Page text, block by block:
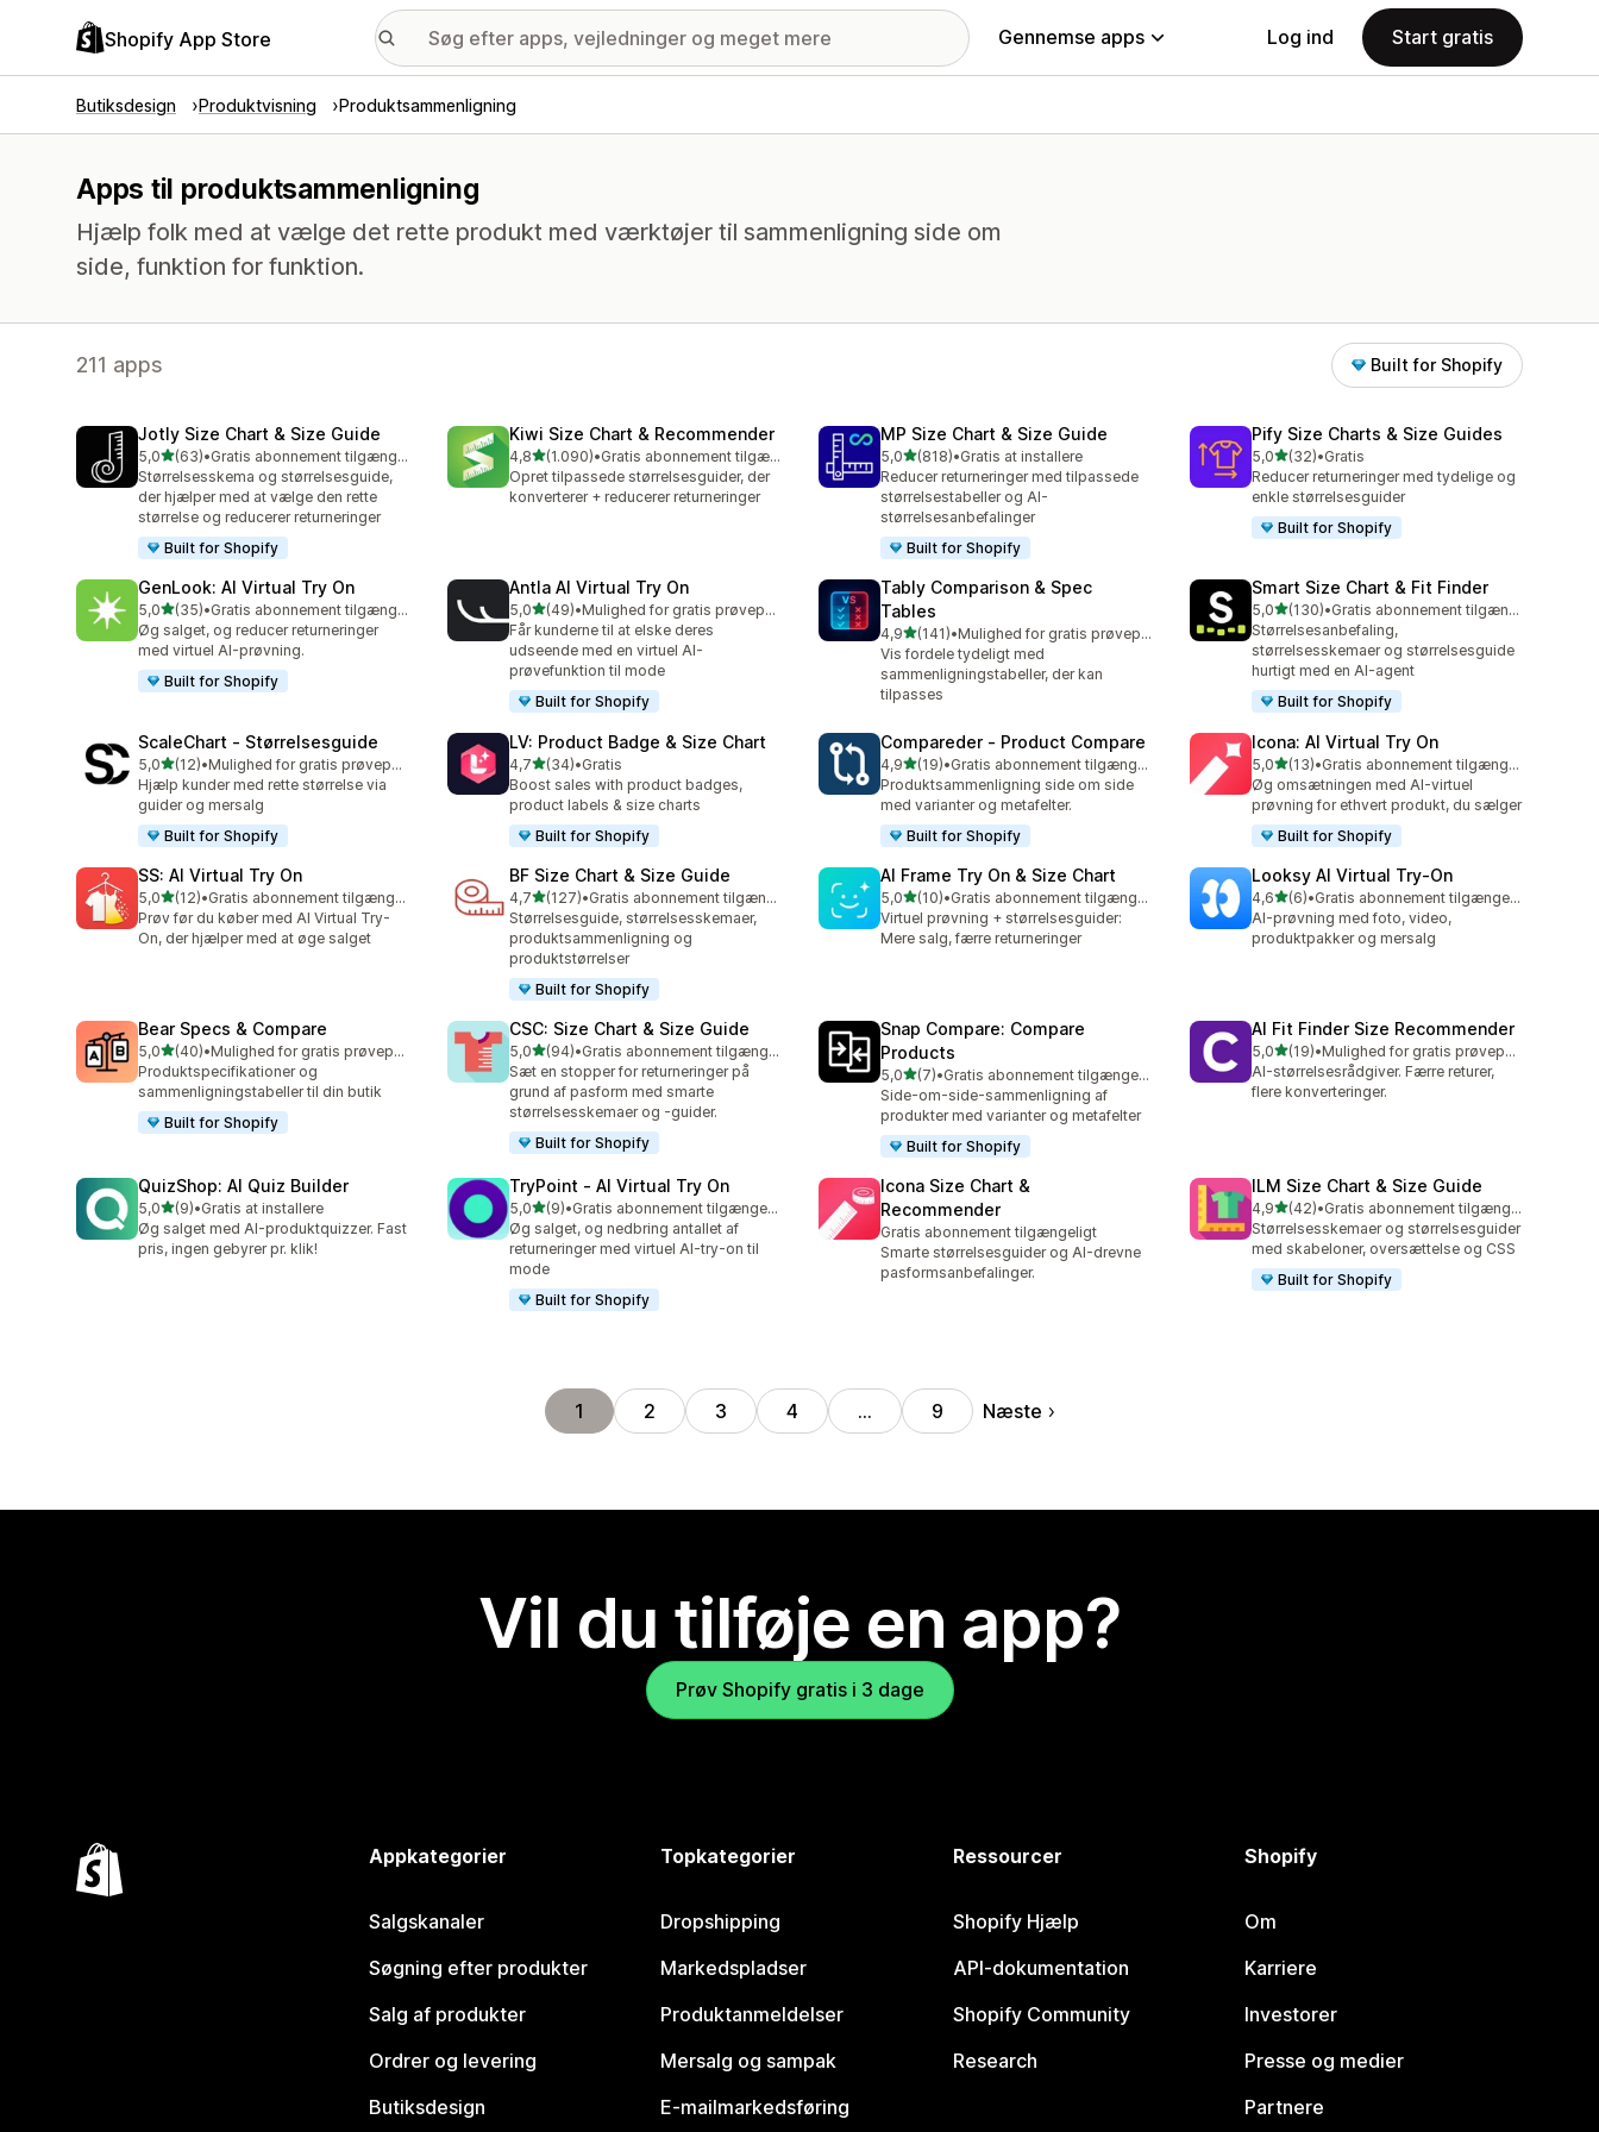
Shopify App Store Gennemse apps Log ind Start gratis
Butiksdesign Produktvisning Produktsammenligning
Apps til produktsammenligning
Hjælp folk med at vælge det rette produkt med værktøjer til sammenligning side om
side, funktion for funktion.
211 apps Built for Shopify
Jotly Size Chart & Size Guide
5,0ud af 5 stjerner
(63)
63 anmeldelser i alt
•
Gratis abonnement tilgængeligt
Størrelsesskema og størrelsesguide,
der hjælper med at vælge den rette
størrelse og reducerer returneringer
Built for Shopify
Kiwi Size Chart & Recommender
4,8ud af 5 stjerner
(1.090)
1090 anmeldelser i alt
•
Gratis abonnement tilgængeligt
Opret tilpassede størrelsesguider, der
konverterer + reducerer returneringer
MP Size Chart & Size Guide
5,0ud af 5 stjerner
(818)
818 anmeldelser i alt
•Gratis at installere
Reducer returneringer med tilpassede
størrelsestabeller og AI-
størrelsesanbefalinger
Built for Shopify
Pify Size Charts & Size Guides
5,0ud af 5 stjerner
(32)
32 anmeldelser i alt
•Gratis
Reducer returneringer med tydelige og
enkle størrelsesguider
Built for Shopify
GenLook: AI Virtual Try On
5,0ud af 5 stjerner
(35)
35 anmeldelser i alt
•
Gratis abonnement tilgængeligt
Øg salget, og reducer returneringer
med virtuel AI-prøvning.
Built for Shopify
Antla AI Virtual Try On
5,0ud af 5 stjerner
(49)
49 anmeldelser i alt
•
Mulighed for gratis prøveperiode
Får kunderne til at elske deres
udseende med en virtuel AI-
prøvefunktion til mode
Built for Shopify
Tably Comparison & Spec
Tables
4,9ud af 5 stjerner
(141)
141 anmeldelser i alt
•
Mulighed for gratis prøveperiode
Vis fordele tydeligt med
sammenligningstabeller, der kan
tilpasses
Smart Size Chart & Fit Finder
5,0ud af 5 stjerner
(130)
130 anmeldelser i alt
•
Gratis abonnement tilgængeligt
Størrelsesanbefaling,
størrelsesskemaer og størrelsesguide
hurtigt med en AI-agent
Built for Shopify
ScaleChart ‑ Størrelsesguide
5,0ud af 5 stjerner
(12)
12 anmeldelser i alt
•
Mulighed for gratis prøveperiode
Hjælp kunder med rette størrelse via
guider og mersalg
Built for Shopify
LV: Product Badge & Size Chart
4,7ud af 5 stjerner
(34)
34 anmeldelser i alt
•Gratis
Boost sales with product badges,
product labels & size charts
Built for Shopify
Compareder ‑ Product Compare
4,9ud af 5 stjerner
(19)
19 anmeldelser i alt
•
Gratis abonnement tilgængeligt
Produktsammenligning side om side
med varianter og metafelter.
Built for Shopify
Icona: AI Virtual Try On
5,0ud af 5 stjerner
(13)
13 anmeldelser i alt
•
Gratis abonnement tilgængeligt
Øg omsætningen med AI-virtuel
prøvning for ethvert produkt, du sælger
Built for Shopify
SS: AI Virtual Try On
5,0ud af 5 stjerner
(12)
12 anmeldelser i alt
•
Gratis abonnement tilgængeligt
Prøv før du køber med AI Virtual Try-
On, der hjælper med at øge salget
BF Size Chart & Size Guide
4,7ud af 5 stjerner
(127)
127 anmeldelser i alt
•
Gratis abonnement tilgængeligt
Størrelsesguide, størrelsesskemaer,
produktsammenligning og
produktstørrelser
Built for Shopify
AI Frame Try On & Size Chart
5,0ud af 5 stjerner
(10)
10 anmeldelser i alt
•
Gratis abonnement tilgængeligt
Virtuel prøvning + størrelsesguider:
Mere salg, færre returneringer
Looksy AI Virtual Try‑On
4,6ud af 5 stjerner
(6)
6 anmeldelser i alt
•
Gratis abonnement tilgængeligt
AI-prøvning med foto, video,
produktpakker og mersalg
Bear Specs & Compare
5,0ud af 5 stjerner
(40)
40 anmeldelser i alt
•
Mulighed for gratis prøveperiode
Produktspecifikationer og
sammenligningstabeller til din butik
Built for Shopify
CSC: Size Chart & Size Guide
5,0ud af 5 stjerner
(94)
94 anmeldelser i alt
•
Gratis abonnement tilgængeligt
Sæt en stopper for returneringer på
grund af pasform med smarte
størrelsesskemaer og -guider.
Built for Shopify
Snap Compare: Compare
Products
5,0ud af 5 stjerner
(7)
7 anmeldelser i alt
•
Gratis abonnement tilgængeligt
Side-om-side-sammenligning af
produkter med varianter og metafelter
Built for Shopify
AI Fit Finder Size Recommender
5,0ud af 5 stjerner
(19)
19 anmeldelser i alt
•
Mulighed for gratis prøveperiode
AI-størrelsesrådgiver. Færre returer,
flere konverteringer.
QuizShop: AI Quiz Builder
5,0ud af 5 stjerner
(9)
9 anmeldelser i alt
•Gratis at installere
Øg salget med AI-produktquizzer. Fast
pris, ingen gebyrer pr. klik!
TryPoint ‑ AI Virtual Try On
5,0ud af 5 stjerner
(9)
9 anmeldelser i alt
•
Gratis abonnement tilgængeligt
Øg salget, og nedbring antallet af
returneringer med virtuel AI-try-on til
mode
Built for Shopify
Icona Size Chart &
Recommender
Gratis abonnement tilgængeligt
Smarte størrelsesguider og AI-drevne
pasformsanbefalinger.
ILM Size Chart & Size Guide
4,9ud af 5 stjerner
(42)
42 anmeldelser i alt
•
Gratis abonnement tilgængeligt
Størrelsesskemaer og størrelsesguider
med skabeloner, oversættelse og CSS
Built for Shopify
1 2 3 4 … 9 Næste
Vil du tilføje en app?
Prøv Shopify gratis i 3 dage
Appkategorier
Salgskanaler
Søgning efter produkter
Salg af produkter
Ordrer og levering
Butiksdesign
Topkategorier
Dropshipping
Markedspladser
Produktanmeldelser
Mersalg og sampak
E-mailmarkedsføring
Ressourcer
Shopify Hjælp
API-dokumentation
Shopify Community
Research
Shopify
Om
Karriere
Investorer
Presse og medier
Partnere